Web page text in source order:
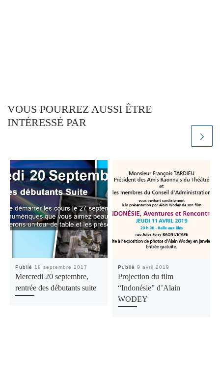
VOUS POURREZ AUSSI ÊTRE
INTÉRESSÉ PAR
Publié 19 septembre 2017
Mercredi 20 septembre,
rentrée des débutants suite
Publié9 avril 2019
Projection du film
“Indonésie” d’Alain
WODEY